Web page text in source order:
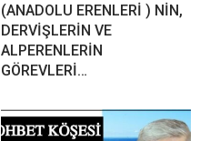
(ANADOLU ERENLERİ ) NİN,
DERVİŞLERİN VE
ALPERENLERİN
GÖREVLERİ…